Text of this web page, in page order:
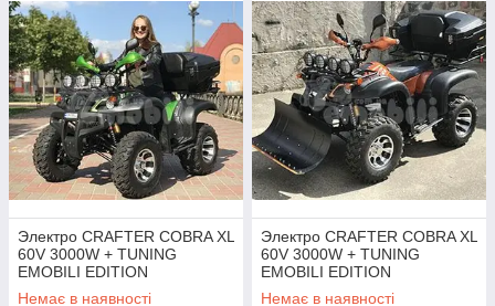
Электро CRAFTER COBRA XL
60V 3000W + TUNING
EMOBILI EDITION
Немає в наявності
Электро CRAFTER COBRA XL
60V 3000W + TUNING
EMOBILI EDITION
Немає в наявності